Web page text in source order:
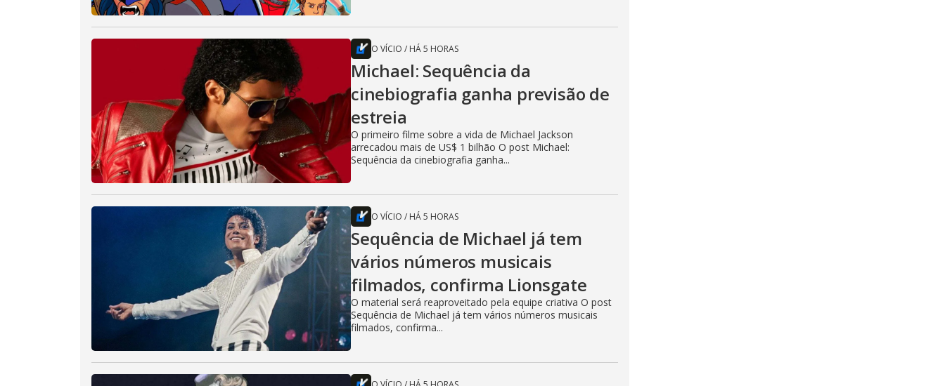
O VÍCIO / HÁ 5 HORAS
Michael: Sequência da
cinebiografia ganha previsão de
estreia
O primeiro filme sobre a vida de Michael Jackson
arrecadou mais de US$ 1 bilhão O post Michael:
Sequência da cinebiografia ganha...
O VÍCIO / HÁ 5 HORAS
Sequência de Michael já tem
vários números musicais
filmados, confirma Lionsgate
O material será reaproveitado pela equipe criativa O post
Sequência de Michael já tem vários números musicais
filmados, confirma...